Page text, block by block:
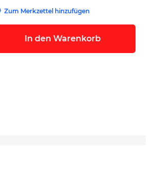
Zum Merkzettel hinzufügen
In den Warenkorb